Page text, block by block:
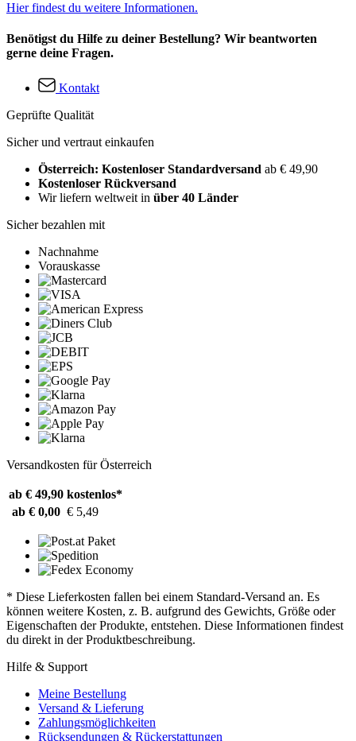
Hier findest du weitere Informationen.
Benötigst du Hilfe zu deiner Bestellung? Wir beantworten
gerne deine Fragen.
Kontakt
Geprüfte Qualität
Sicher und vertraut einkaufen
Österreich: Kostenloser Standardversand ab € 49,90
Kostenloser Rückversand
Wir liefern weltweit in über 40 Länder
Sicher bezahlen mit
Nachnahme
Vorauskasse
Versandkosten für Österreich
ab € 49,90 kostenlos*
ab € 0,00 € 5,49
* Diese Lieferkosten fallen bei einem Standard-Versand an. Es
können weitere Kosten, z. B. aufgrund des Gewichts, Größe oder
Eigenschaften der Produkte, entstehen. Diese Informationen findest
du direkt in der Produktbeschreibung.
Hilfe & Support
Meine Bestellung
Versand & Lieferung
Zahlungsmöglichkeiten
Rücksendungen & Rückerstattungen